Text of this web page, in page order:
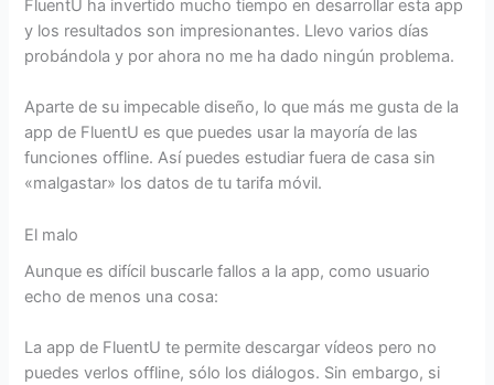
FluentU ha invertido mucho tiempo en desarrollar esta app
y los resultados son impresionantes. Llevo varios días
probándola y por ahora no me ha dado ningún problema.
Aparte de su impecable diseño, lo que más me gusta de la
app de FluentU es que puedes usar la mayoría de las
funciones offline. Así puedes estudiar fuera de casa sin
«malgastar» los datos de tu tarifa móvil.
El malo
Aunque es difícil buscarle fallos a la app, como usuario
echo de menos una cosa:
La app de FluentU te permite descargar vídeos pero no
puedes verlos offline, sólo los diálogos. Sin embargo, si